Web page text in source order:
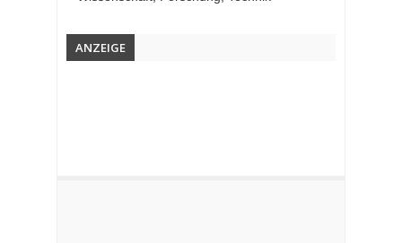
ANZEIGE